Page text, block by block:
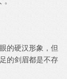
的硬汉形象，但
的剑眉都是不存